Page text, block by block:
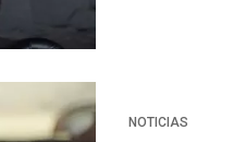
NOTICIAS